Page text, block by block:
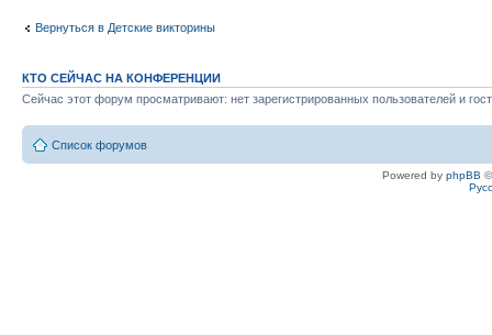
Вернуться в Детские викторины
КТО СЕЙЧАС НА КОНФЕРЕНЦИИ
Сейчас этот форум просматривают: нет зарегистрированных пользователей и
Список форумов
Powered by phpBB